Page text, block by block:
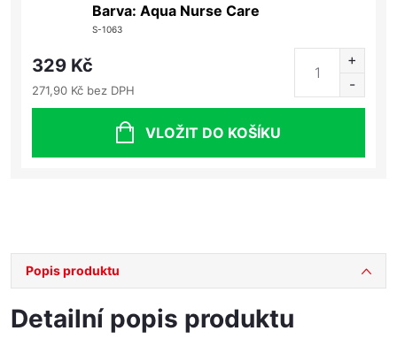
Barva: Aqua Nurse Care
S-1063
329 Kč
271,90 Kč bez DPH
VLOŽIT DO KOŠÍKU
Popis produktu
Detailní popis produktu